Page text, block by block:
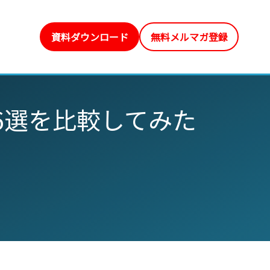
資料ダウンロード 無料メルマガ登録
を比較してみた